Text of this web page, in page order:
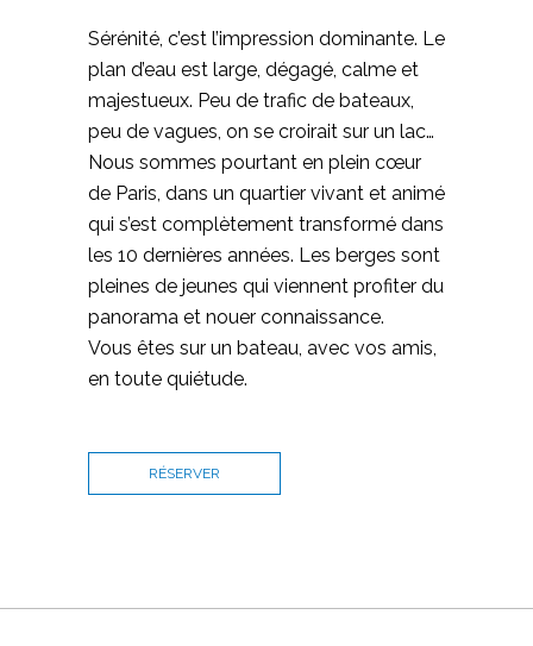
Sérénité, c’est l’impression dominante. Le
plan d’eau est large, dégagé, calme et
majestueux. Peu de trafic de bateaux,
peu de vagues, on se croirait sur un lac…
Nous sommes pourtant en plein cœur
de Paris, dans un quartier vivant et animé
qui s’est complètement transformé dans
les 10 dernières années. Les berges sont
pleines de jeunes qui viennent profiter du
panorama et nouer connaissance.
Vous êtes sur un bateau, avec vos amis,
en toute quiétude.
RÉSERVER